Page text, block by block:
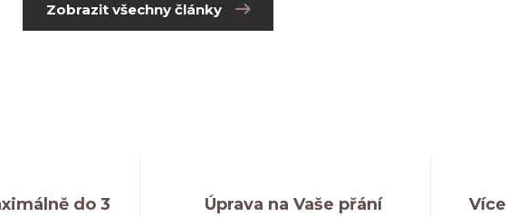
Zobrazit všechny články
do 3
Úprava na Vaše přání